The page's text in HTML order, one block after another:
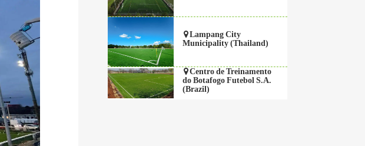
Lampang City
Municipality (Thailand)
Centro de Treinamento
do Botafogo Futebol S.A.
(Brazil)